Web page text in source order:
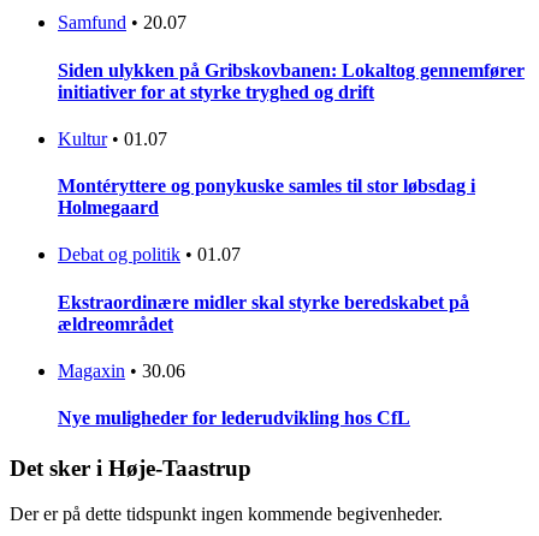
Samfund • 20.07
Siden ulykken på Gribskovbanen: Lokaltog gennemfører
initiativer for at styrke tryghed og drift
Kultur • 01.07
Montéryttere og ponykuske samles til stor løbsdag i
Holmegaard
Debat og politik • 01.07
Ekstraordinære midler skal styrke beredskabet på
ældreområdet
Magaxin • 30.06
Nye muligheder for lederudvikling hos CfL
Det sker i Høje-Taastrup
Der er på dette tidspunkt ingen kommende begivenheder.